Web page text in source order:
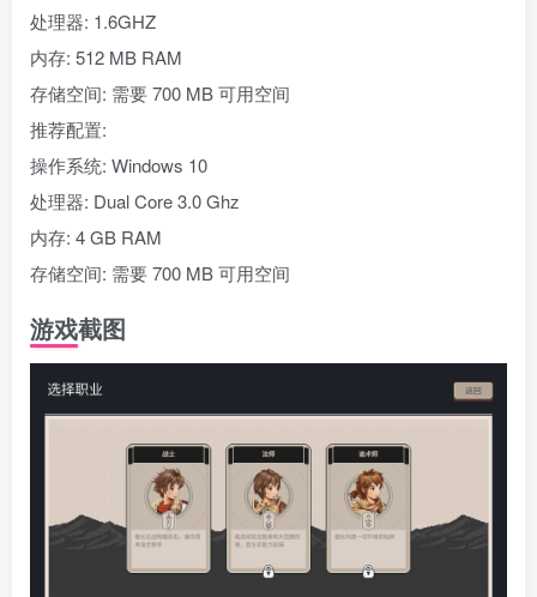
处理器: 1.6GHZ
内存: 512 MB RAM
存储空间: 需要 700 MB 可用空间
推荐配置:
操作系统: Windows 10
处理器: Dual Core 3.0 Ghz
内存: 4 GB RAM
存储空间: 需要 700 MB 可用空间
游戏截图